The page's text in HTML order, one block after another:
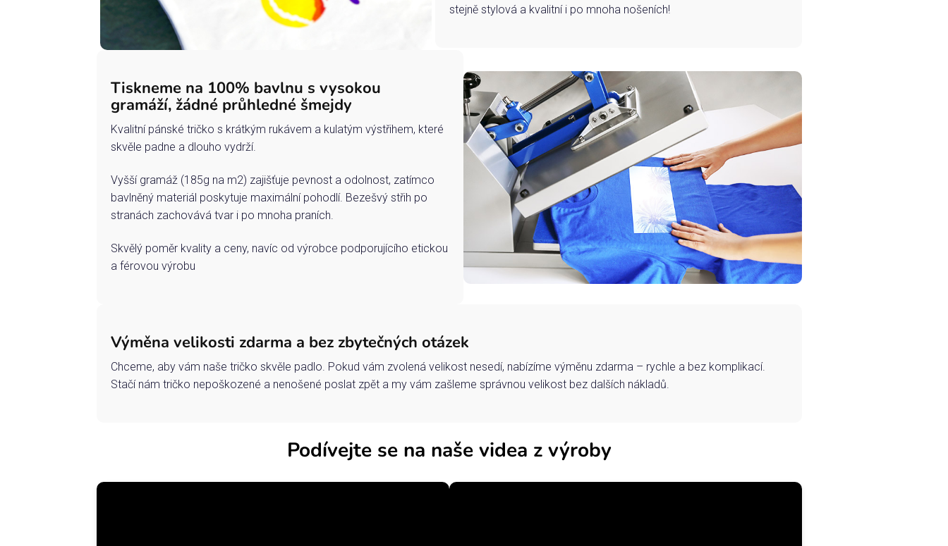
stejně stylová a kvalitní i po mnoha nošeních!
Tiskneme na 100% bavlnu s vysokou
gramáží, žádné průhledné šmejdy
Kvalitní pánské tričko s krátkým rukávem a kulatým výstřihem, které
skvěle padne a dlouho vydrží.
Vyšší gramáž (185g na m2) zajišťuje pevnost a odolnost, zatímco
bavlněný materiál poskytuje maximální pohodlí. Bezešvý střih po
stranách zachovává tvar i po mnoha praních.
Skvělý poměr kvality a ceny, navíc od výrobce podporujícího etickou
a férovou výrobu
Výměna velikosti zdarma a bez zbytečných otázek
Chceme, aby vám naše tričko skvěle padlo. Pokud vám zvolená velikost nesedí, nabízíme výměnu zdarma – rychle a bez komplikací.
Stačí nám tričko nepoškozené a nenošené poslat zpět a my vám zašleme správnou velikost bez dalších nákladů.
Podívejte se na naše videa z výroby